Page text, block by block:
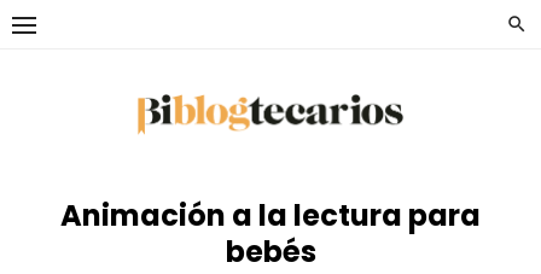
Saltar
Animación a la lectura para
bebés